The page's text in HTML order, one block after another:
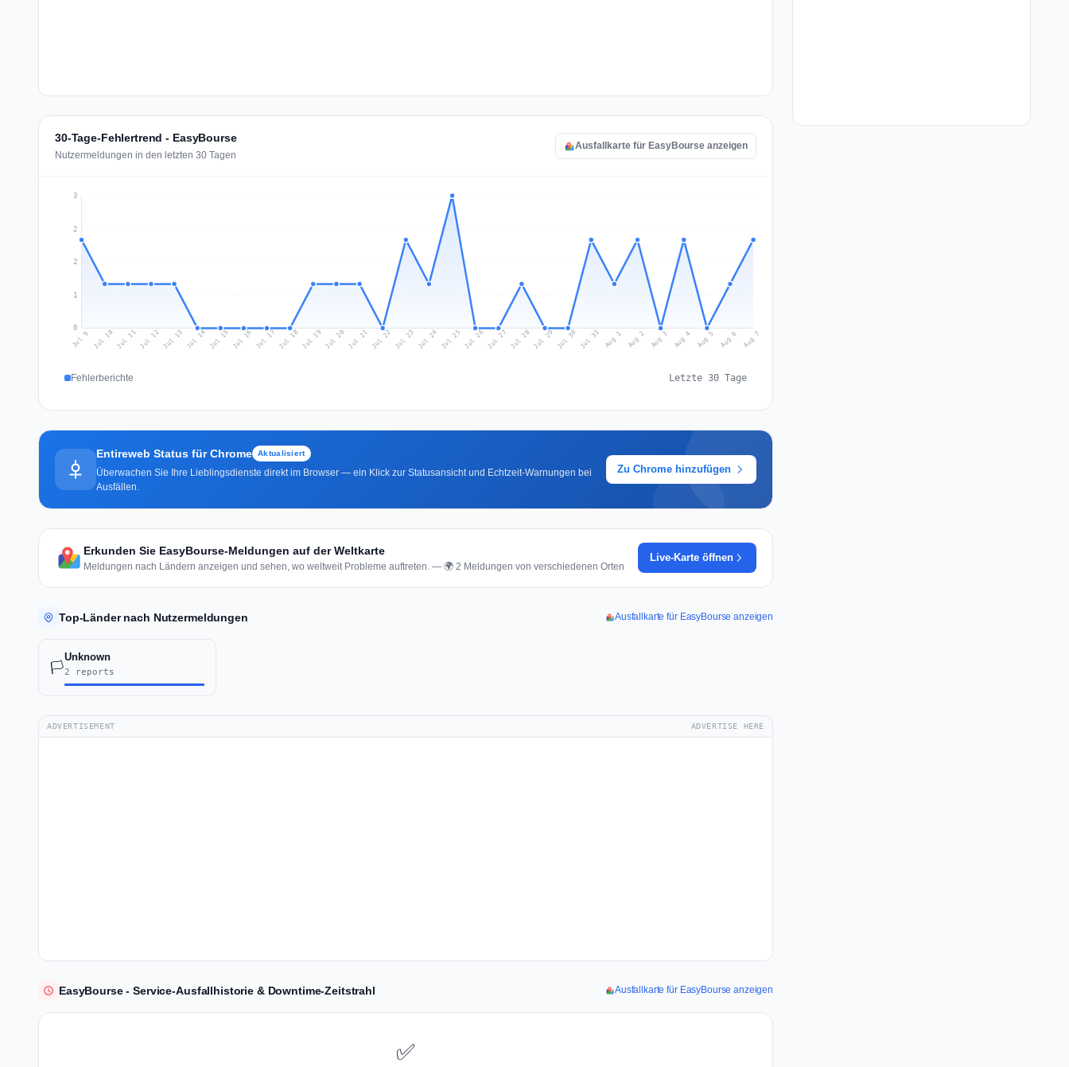
30-Tage-Fehlertrend - EasyBourse
Nutzermeldungen in den letzten 30 Tagen
Ausfallkarte für EasyBourse anzeigen
0
1
2
2
3
Jul 9 Jul 10 Jul 11Jul 12Jul 13 Jul 14 Jul 15 Jul 16 Jul 17 Jul 18Jul 19 Jul 20 Jul 21 Jul 22 Jul 23 Jul 24 Jul 25 Jul 26Jul 27 Jul 28Jul 29 Jul 30 Jul 31 Aug 1 Aug 2 Aug 3 Aug 4 Aug 5 Aug 6 Aug 7
Fehlerberichte Letzte 30 Tage
Entireweb Status für Chrome Aktualisiert
Überwachen Sie Ihre Lieblingsdienste direkt im Browser — ein Klick zur Statusansicht und Echtzeit-Warnungen bei
Ausfällen.
Zu Chrome hinzufügen
Erkunden Sie EasyBourse-Meldungen auf der Weltkarte
Meldungen nach Ländern anzeigen und sehen, wo weltweit Probleme auftreten. — 🌍 2 Meldungen von verschiedenen Orten
Live-Karte öffnen
Top-Länder nach Nutzermeldungen Ausfallkarte für EasyBourse anzeigen
🏳️
Unknown
2 reports
ADVERTISEMENT ADVERTISE HERE
EasyBourse - Service-Ausfallhistorie & Downtime-Zeitstrahl Ausfallkarte für EasyBourse anzeigen
✅